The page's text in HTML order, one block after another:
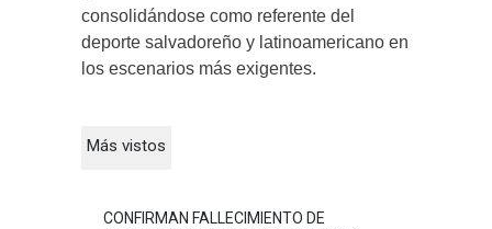
consolidándose como referente del
deporte salvadoreño y latinoamericano en
los escenarios más exigentes.
Más vistos
CONFIRMAN FALLECIMIENTO DE